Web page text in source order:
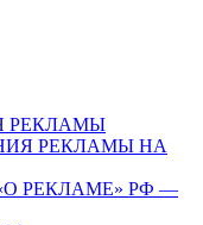
РЕКЛАМЫ
РЕКЛАМЫ НА
РЕКЛАМЕ» РФ —